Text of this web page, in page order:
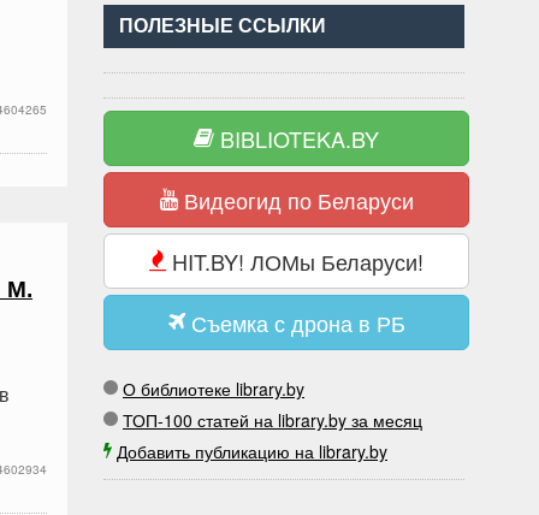
ПОЛЕЗНЫЕ ССЫЛКИ
BIBLIOTEKA.BY
Видеогид по Беларуси
HIT.BY! ЛОМы Беларуси!
Съемка с дрона в РБ
О библиотеке library.by
ТОП-100 статей на library.by за месяц
Добавить публикацию на library.by
М.